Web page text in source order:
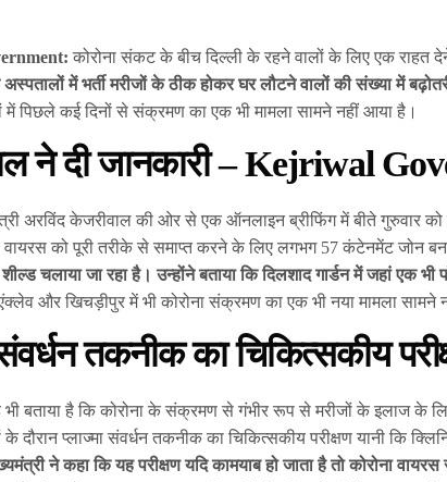
कोरोना संकट के बीच दिल्ली के रहने वालों के लिए एक राहत
में भर्ती मरीजों के ठीक होकर घर लौटने वालों की संख्या में
में पिछले कई दिनों से संक्रमण का एक भी मामला सामने नहीं आया है।
ने दी जानकारी – Kejriwal
अरविंद केजरीवाल की ओर से एक ऑनलाइन ब्रीफिंग में बीते गुरुवार को
वायरस को पूरी तरीके से समाप्त करने के लिए लगभग 57 कंटेनमेंट जोन
चलाया जा रहा है। उन्होंने बताया कि दिलशाद गार्डन में जहां एक भी
और खिचड़ीपुर में भी कोरोना संक्रमण का एक भी नया मामला सामने
तकनीक का चिकित्सकीय
बताया है कि कोरोना के संक्रमण से गंभीर रूप से मरीजों के इलाज के
के दौरान प्लाज्मा संवर्धन तकनीक का चिकित्सकीय परीक्षण यानी कि
ने कहा कि यह परीक्षण यदि कामयाब हो जाता है तो कोरोना